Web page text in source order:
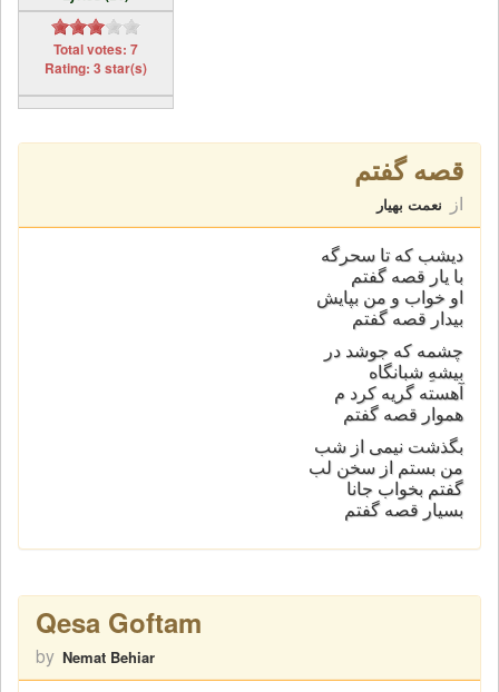
Total votes: 7
Rating: 3 star(s)
قصه گفتم
از نعمت بهیار
دیشب که تا سحرگه
با یار قصه گفتم
او خواب و من بپایش
بیدار قصه گفتم
چشمه که جوشد در
بیشهِ شبانگاه
آهسته گریه کرد م
هموار قصه گفتم
بگذشت نیمی از شب
من بستم از سخن لب
گفتم بخواب جانا
بسیار قصه گفتم
Qesa Goftam
by Nemat Behiar